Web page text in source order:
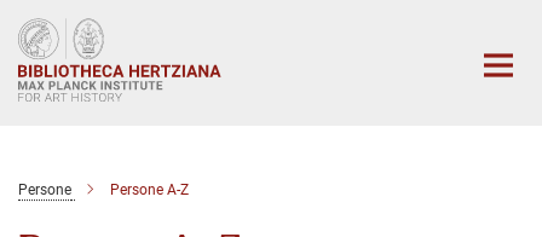
Main-
Content
Persone Persone A-Z